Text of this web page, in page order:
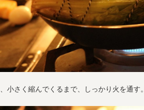
小さく縮んでくるまで、しっかり火を通す。